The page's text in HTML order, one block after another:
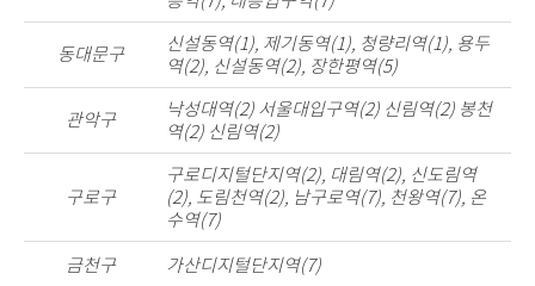
동대문구
신설동역(1), 제기동역(1), 청량리역(1), 용두
역(2), 신설동역(2), 장한평역(5)
관악구
낙성대역(2) 서울대입구역(2) 신림역(2) 봉천
역(2) 신림역(2)
구로구
구로디지털단지역(2), 대림역(2), 신도림역
(2), 도림천역(2), 남구로역(7), 천왕역(7), 온
수역(7)
금천구
가산디지털단지역(7)